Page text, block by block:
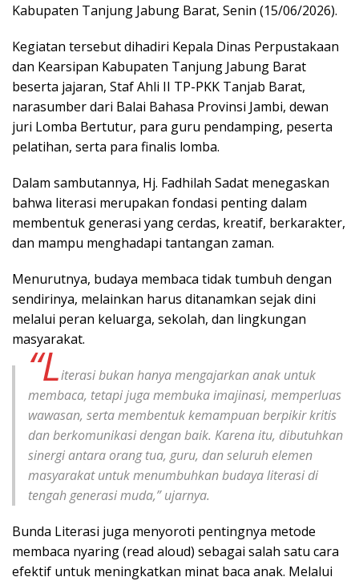
Kabupaten Tanjung Jabung Barat, Senin (15/06/2026).
Kegiatan tersebut dihadiri Kepala Dinas Perpustakaan
dan Kearsipan Kabupaten Tanjung Jabung Barat
beserta jajaran, Staf Ahli II TP-PKK Tanjab Barat,
narasumber dari Balai Bahasa Provinsi Jambi, dewan
juri Lomba Bertutur, para guru pendamping, peserta
pelatihan, serta para finalis lomba.
Dalam sambutannya, Hj. Fadhilah Sadat menegaskan
bahwa literasi merupakan fondasi penting dalam
membentuk generasi yang cerdas, kreatif, berkarakter,
dan mampu menghadapi tantangan zaman.
Menurutnya, budaya membaca tidak tumbuh dengan
sendirinya, melainkan harus ditanamkan sejak dini
melalui peran keluarga, sekolah, dan lingkungan
masyarakat.
“Literasi bukan hanya mengajarkan anak untuk
membaca, tetapi juga membuka imajinasi, memperluas
wawasan, serta membentuk kemampuan berpikir kritis
dan berkomunikasi dengan baik. Karena itu, dibutuhkan
sinergi antara orang tua, guru, dan seluruh elemen
masyarakat untuk menumbuhkan budaya literasi di
tengah generasi muda,” ujarnya.
Bunda Literasi juga menyoroti pentingnya metode
membaca nyaring (read aloud) sebagai salah satu cara
efektif untuk meningkatkan minat baca anak. Melalui